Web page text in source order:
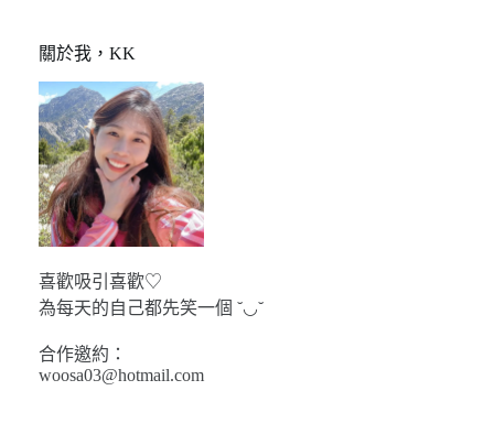
關於我，KK
喜歡吸引喜歡♡
為每天的自己都先笑一個 ˘◡˘
合作邀約：
woosa03@hotmail.com